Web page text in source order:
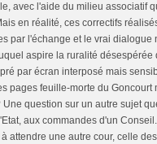
avec l'aide du milieu associatif
en réalité, ces correctifs
par l'échange et le vrai dialogue
aspire la ruralité désespérée
par écran interposé mais
pages feuille-morte du Goncourt
question sur un autre sujet
aux commandes d'un
attendre une autre cour, celle